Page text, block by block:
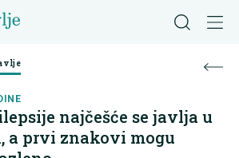
najčešće se javlja u
a prvi znakovi mogu